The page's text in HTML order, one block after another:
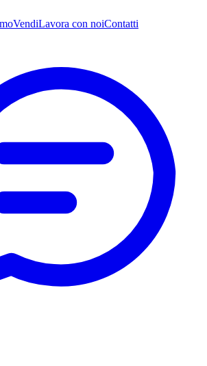
VendiLavora con noiContatti